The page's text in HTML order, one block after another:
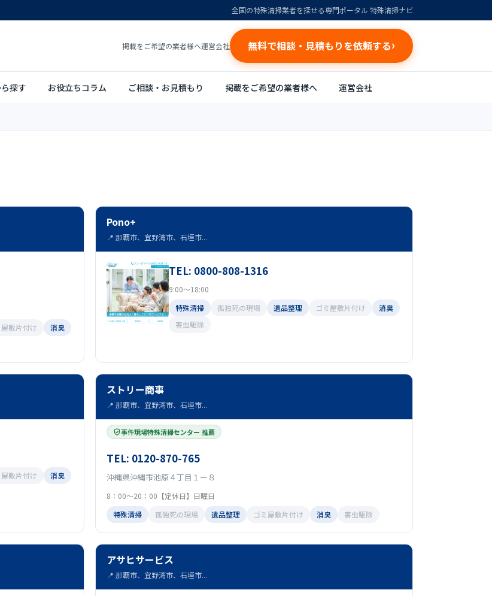
全国の特殊清掃業者を探せる専門ポータル 特殊清掃ナビ
掲載をご希望の業者様へ運営会社 無料で相談・見積もりを依頼する
探す お役立ちコラム ご相談・お見積もり 掲載をご希望の業者様へ 運営会社
屋敷片付け
消臭
Pono+
📍 那覇市、宜野湾市、石垣市...
TEL: 0800-808-1316
9:00～18:00
特殊清掃
孤独死の現場 遺品整理 ゴミ屋敷片付け
消臭
害虫駆除
屋敷片付け
消臭
ストリー商事
📍 那覇市、宜野湾市、石垣市...
事件現場特殊清掃センター 推薦
TEL: 0120-870-765
沖縄県沖縄市池原４丁目１ー８
8：00～20：00【定休日】日曜日
特殊清掃
孤独死の現場 遺品整理 ゴミ屋敷片付け 消臭 害虫駆除
アサヒサービス
📍 那覇市、宜野湾市、石垣市...